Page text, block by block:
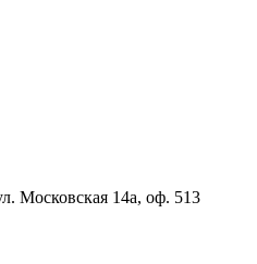
Московская 14а, оф. 513